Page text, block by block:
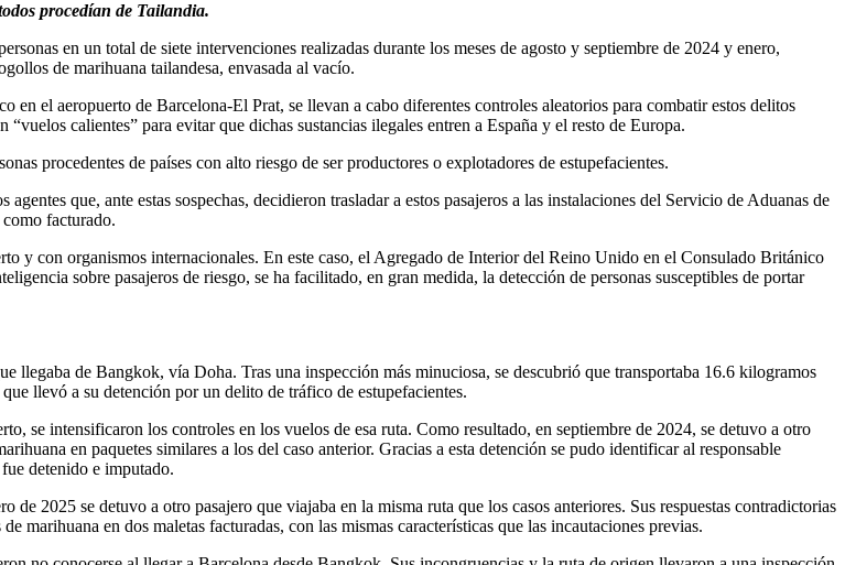
procedían de Tailandia.
en un total de siete intervenciones realizadas durante los meses de agosto y septiembre de 2024 y enero,
de marihuana tailandesa, envasada al vacío.
el aeropuerto de Barcelona-El Prat, se llevan a cabo diferentes controles aleatorios para combatir estos delitos
calientes” para evitar que dichas sustancias ilegales entren a España y el resto de Europa.
procedentes de países con alto riesgo de ser productores o explotadores de estupefacientes.
que, ante estas sospechas, decidieron trasladar a estos pasajeros a las instalaciones del Servicio de Aduanas de
facturado.
y con organismos internacionales. En este caso, el Agregado de Interior del Reino Unido en el Consulado Británico
sobre pasajeros de riesgo, se ha facilitado, en gran medida, la detección de personas susceptibles de portar
llegaba de Bangkok, vía Doha. Tras una inspección más minuciosa, se descubrió que transportaba 16.6 kilogramos
llevó a su detención por un delito de tráfico de estupefacientes.
se intensificaron los controles en los vuelos de esa ruta. Como resultado, en septiembre de 2024, se detuvo a otro
en paquetes similares a los del caso anterior. Gracias a esta detención se pudo identificar al responsable
detenido e imputado.
2025 se detuvo a otro pasajero que viajaba en la misma ruta que los casos anteriores. Sus respuestas contradictorias
en dos maletas facturadas, con las mismas características que las incautaciones previas.